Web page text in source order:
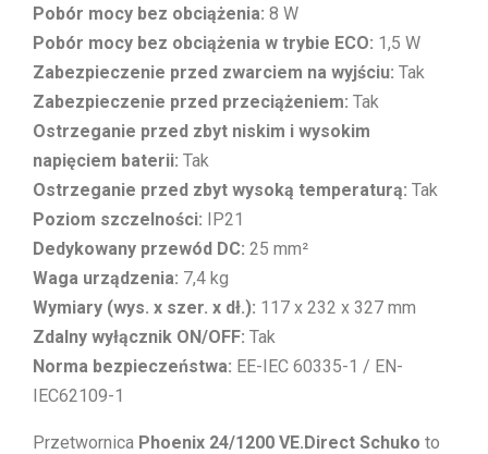
Pobór mocy bez obciążenia: 8 W
Pobór mocy bez obciążenia w trybie ECO: 1,5 W
Zabezpieczenie przed zwarciem na wyjściu: Tak
Zabezpieczenie przed przeciążeniem: Tak
Ostrzeganie przed zbyt niskim i wysokim
napięciem baterii: Tak
Ostrzeganie przed zbyt wysoką temperaturą: Tak
Poziom szczelności: IP21
Dedykowany przewód DC: 25 mm²
Waga urządzenia: 7,4 kg
Wymiary (wys. x szer. x dł.): 117 x 232 x 327 mm
Zdalny wyłącznik ON/OFF: Tak
Norma bezpieczeństwa: EE-IEC 60335-1 / EN-
IEC62109-1
Przetwornica Phoenix 24/1200 VE.Direct Schuko to